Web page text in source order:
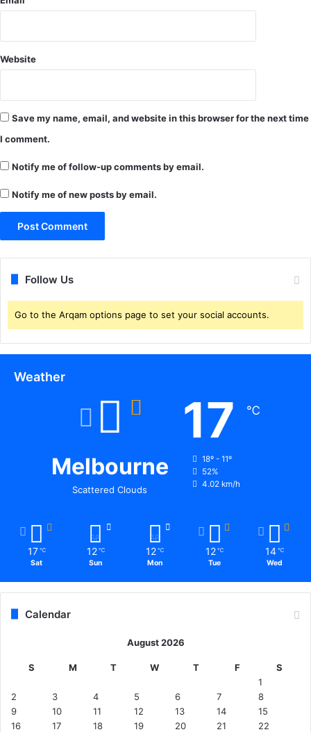
मि
ने
भा
ज
ने
ता
दी
रो
र
ने
नौ
स
गो
ता
खो
की
टी
मौ
र
Website
Save my name, email, and website in this browser for the next time
I comment.
Notify me of follow-up comments by email.
Notify me of new posts by email.
Follow Us
Go to the Arqam options page to set your social accounts.
Weather
Melbourne
Scattered Clouds
17 ℃
18º - 11º
52%
4.02 km/h
17 ℃
Sat
12 ℃
Sun
12 ℃
Mon
12 ℃
Tue
14 ℃
Wed
Calendar
August 2026
S M T W T F
S
1
2
3 4 5 6 7
8
9
10 11 12 13 14
15
16
17 18 19 20 21
22